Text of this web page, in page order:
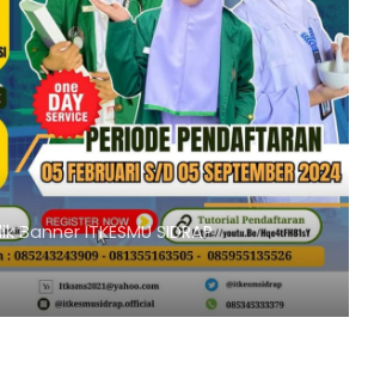
Banner ITKESMU SIDRAP